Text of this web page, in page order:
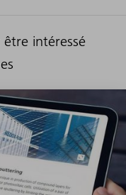
intéressé